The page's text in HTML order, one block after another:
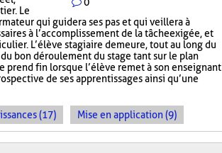
0
Le
qui guidera ses pas et qui veillera à
à l’accomplissement de la tâche exigée, et
L’élève stagiaire demeure, tout au long du
bon déroulement du stage tant sur le plan
prend fin lorsque l’élève remet à son enseignant
de ses apprentissages ainsi qu’une
(17) Mise en application (9)